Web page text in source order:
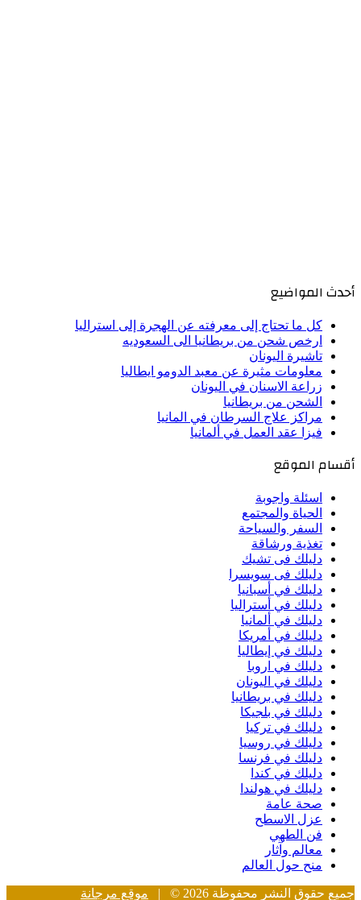
أحدث المواضيع
كل ما تحتاج إلى معرفته عن الهجرة إلى استراليا
ارخص شحن من بريطانيا الى السعوديه
تاشيرة اليونان
معلومات مثيرة عن معبد الدومو ايطاليا
زراعة الاسنان في اليونان
الشحن من بريطانيا
مراكز علاج السرطان في المانيا
فيزا عقد العمل في ألمانيا
أقسام الموقع
اسئلة واجوبة
الحياة والمجتمع
السفر والسياحة
تغذية ورشاقة
دليلك فى تشيك
دليلك فى سويسرا
دليلك في أسبانيا
دليلك في أستراليا
دليلك في ألمانيا
دليلك في أمريكا
دليلك في إيطاليا
دليلك في اروبا
دليلك في اليونان
دليلك في بريطانيا
دليلك في بلجيكا
دليلك في تركيا
دليلك في روسيا
دليلك في فرنسا
دليلك في كندا
دليلك في هولندا
صحة عامة
عزل الاسطح
فن الطهي
معالم وآثار
منح حول العالم
جميع حقوق النشر محفوظة 2026 © | موقع مرجانة